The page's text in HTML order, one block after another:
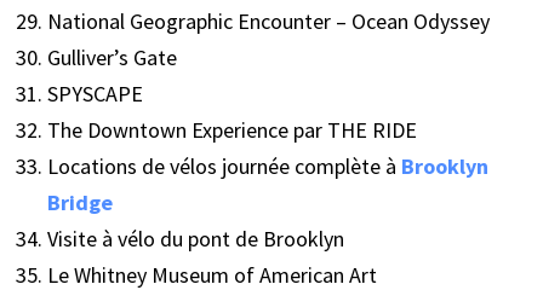
National Geographic Encounter – Ocean Odyssey
Gulliver’s Gate
SPYSCAPE
The Downtown Experience par THE RIDE
Locations de vélos journée complète à Brooklyn
Bridge
Visite à vélo du pont de Brooklyn
Le Whitney Museum of American Art